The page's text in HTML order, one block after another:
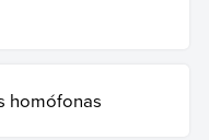
homófonas